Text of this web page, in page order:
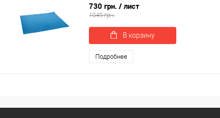
SoundLine 7 PRO 100x75х0.7см (sp-
0096)
730 грн. / лист
1049 грн.
В корзину
Подробнее